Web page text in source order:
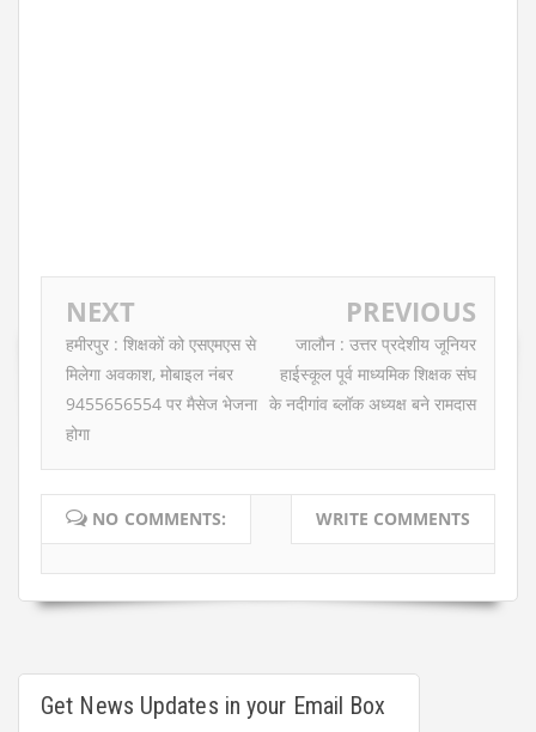
NEXT
हमीरपुर : शिक्षकों को एसएमएस से
मिलेगा अवकाश, मोबाइल नंबर
9455656554 पर मैसेज भेजना
होगा
PREVIOUS
जालौन : उत्तर प्रदेशीय जूनियर
हाईस्कूल पूर्व माध्यमिक शिक्षक संघ
के नदीगांव ब्लॉक अध्यक्ष बने रामदास
NO COMMENTS: WRITE COMMENTS
Get News Updates in your Email Box